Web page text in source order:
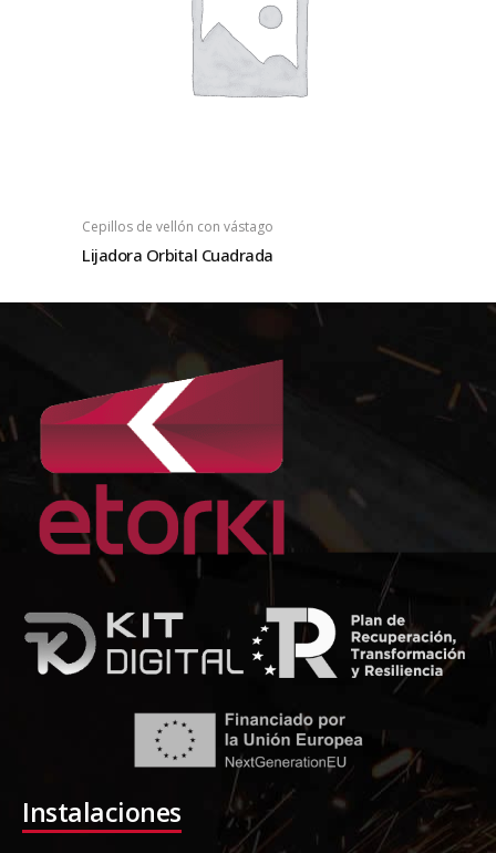
Cepillos de vellón con vástago
Lijadora Orbital Cuadrada
Instalaciones